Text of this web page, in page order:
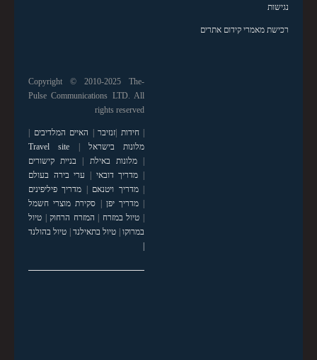
נגישות
רכישת מאמרי קידום אתרים
Copyright © 2010-2025 The-
Pulse Communications LTD. All
rights reserved
|חידות זנזיבר האיים המלדיבים
מלונות בישראל
Travel site
|מלונות באילת
בניית קישורים
מדריך דובאי
ערי בירה בעולם
|מדריך ויטנאם
מדריך פיליפינים
|מדריך יפן
סקירת מוצרי חשמל
טיול במזרח המזרח הרחוק| טיול
במרוקו| טיול בתאילנד| טיול בהולנד